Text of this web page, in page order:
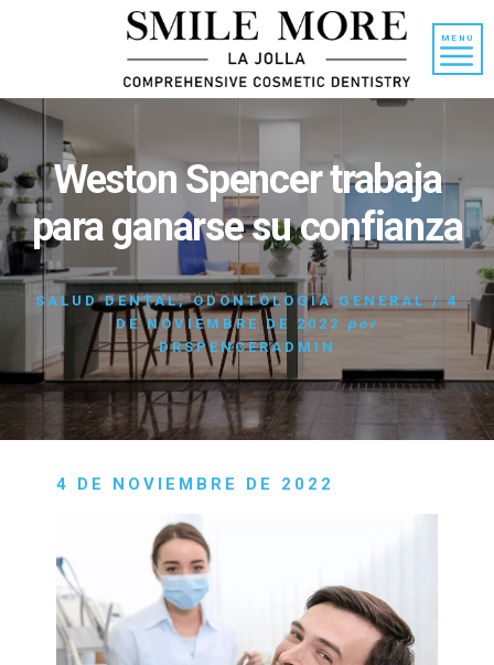
lateral
principal
MENU
Weston Spencer trabaja
para ganarse su confianza
SALUD DENTAL,ODONTOLOGÍA GENERAL/ 4
DE NOVIEMBRE DE 2022
por
DRSPENCERADMIN
4 DE NOVIEMBRE DE 2022